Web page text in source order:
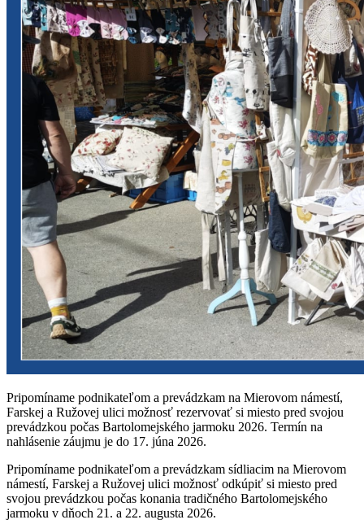
Pripomíname podnikateľom a prevádzkam na Mierovom námestí,
Farskej a Ružovej ulici možnosť rezervovať si miesto pred svojou
prevádzkou počas Bartolomejského jarmoku 2026. Termín na
nahlásenie záujmu je do 17. júna 2026.
Pripomíname podnikateľom a prevádzkam sídliacim na Mierovom
námestí, Farskej a Ružovej ulici možnosť odkúpiť si miesto pred
svojou prevádzkou počas konania tradičného Bartolomejského
jarmoku v dňoch 21. a 22. augusta 2026.